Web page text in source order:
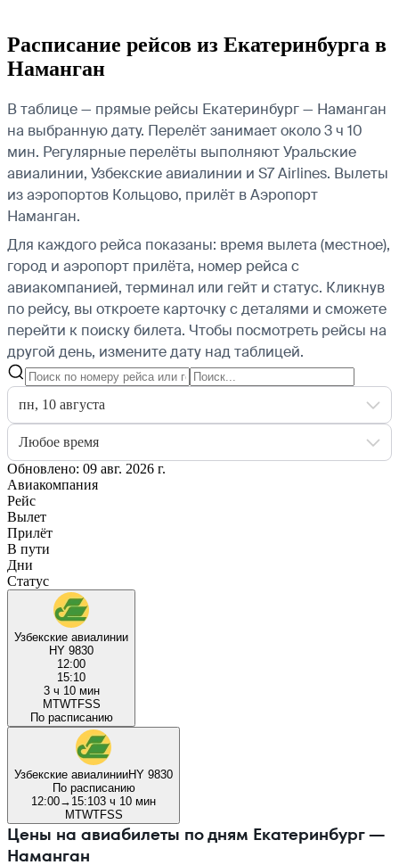
Расписание рейсов из Екатеринбурга в
Наманган
В таблице — прямые рейсы Екатеринбург — Наманган
на выбранную дату. Перелёт занимает около 3 ч 10
мин. Регулярные перелёты выполняют Уральские
авиалинии, Узбекские авиалинии и S7 Airlines. Вылеты
из аэропортов Кольцово, прилёт в Аэропорт
Наманган.
Для каждого рейса показаны: время вылета (местное),
город и аэропорт прилёта, номер рейса с
авиакомпанией, терминал или гейт и статус. Кликнув
по рейсу, вы откроете карточку с деталями и сможете
перейти к поиску билета. Чтобы посмотреть рейсы на
другой день, измените дату над таблицей.
пн, 10 августа
Любое время
Обновлено: 09 авг. 2026 г.
Авиакомпания
Рейс
Вылет
Прилёт
В пути
Дни
Статус
Узбекские авиалинии
HY 9830
12:00
15:10
3 ч 10 мин
MTWTFSS
По расписанию
Узбекские авиалинииHY 9830
По расписанию
12:00→ 15:103 ч 10 мин
MTWTFSS
Цены на авиабилеты по дням Екатеринбург —
Наманган